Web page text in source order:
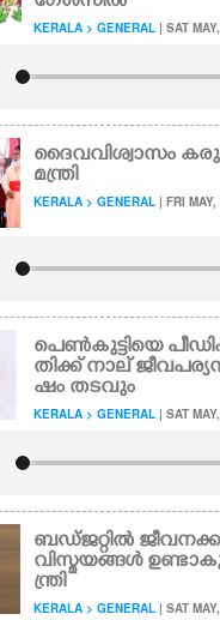
KERALA > GENERAL | SAT
ദൈവവിശ്വാസം
മന്ത്രി
KERALA > GENERAL | FRI
പെൺകുട്ടിയെ
തിക്ക് നാല്
ഷം തടവും
KERALA > GENERAL | SAT
ബഡ്ജറ്റിൽ
വിസ്മയങ്ങൾ
ന്ത്രി
KERALA > GENERAL | SAT